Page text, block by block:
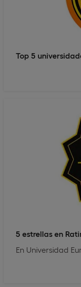
Top 5
5 estrellas en
En Universidad